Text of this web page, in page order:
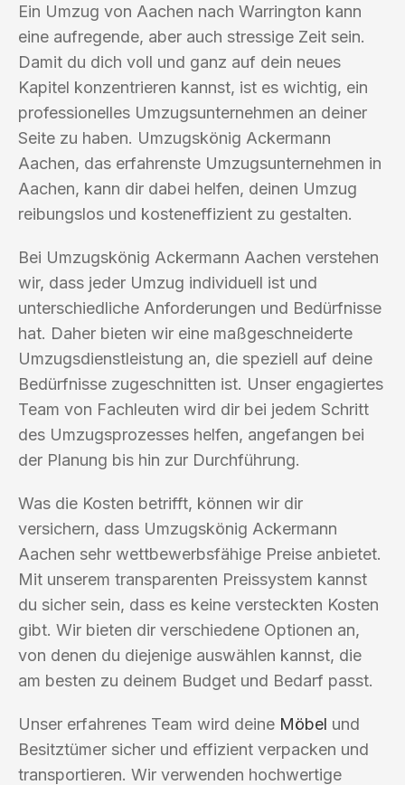
Ein Umzug von Aachen nach Warrington kann
eine aufregende, aber auch stressige Zeit sein.
Damit du dich voll und ganz auf dein neues
Kapitel konzentrieren kannst, ist es wichtig, ein
professionelles Umzugsunternehmen an deiner
Seite zu haben. Umzugskönig Ackermann
Aachen, das erfahrenste Umzugsunternehmen in
Aachen, kann dir dabei helfen, deinen Umzug
reibungslos und kosteneffizient zu gestalten.
Bei Umzugskönig Ackermann Aachen verstehen
wir, dass jeder Umzug individuell ist und
unterschiedliche Anforderungen und Bedürfnisse
hat. Daher bieten wir eine maßgeschneiderte
Umzugsdienstleistung an, die speziell auf deine
Bedürfnisse zugeschnitten ist. Unser engagiertes
Team von Fachleuten wird dir bei jedem Schritt
des Umzugsprozesses helfen, angefangen bei
der Planung bis hin zur Durchführung.
Was die Kosten betrifft, können wir dir
versichern, dass Umzugskönig Ackermann
Aachen sehr wettbewerbsfähige Preise anbietet.
Mit unserem transparenten Preissystem kannst
du sicher sein, dass es keine versteckten Kosten
gibt. Wir bieten dir verschiedene Optionen an,
von denen du diejenige auswählen kannst, die
am besten zu deinem Budget und Bedarf passt.
Unser erfahrenes Team wird deine Möbel und
Besitztümer sicher und effizient verpacken und
transportieren. Wir verwenden hochwertige